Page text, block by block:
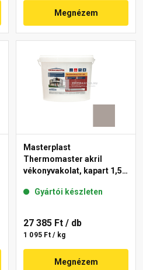
Megnézem
Masterplast
Thermomaster akril
vékonyvakolat, kapart 1,5
Gyártói készleten
27 385 Ft / db
1 095 Ft / kg
Megnézem